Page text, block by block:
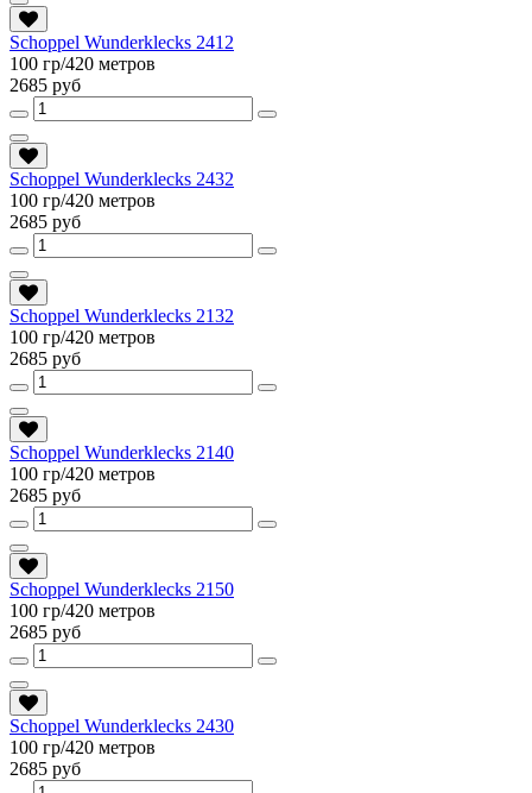
Schoppel Wunderklecks 2412
100 гр/420 метров
2685 руб
Schoppel Wunderklecks 2432
100 гр/420 метров
2685 руб
Schoppel Wunderklecks 2132
100 гр/420 метров
2685 руб
Schoppel Wunderklecks 2140
100 гр/420 метров
2685 руб
Schoppel Wunderklecks 2150
100 гр/420 метров
2685 руб
Schoppel Wunderklecks 2430
100 гр/420 метров
2685 руб